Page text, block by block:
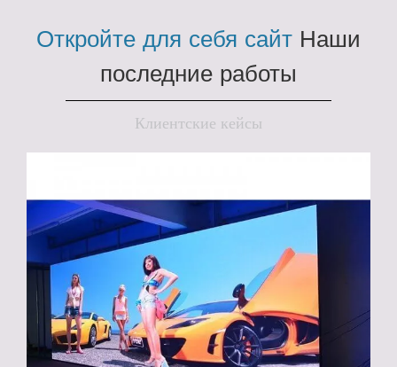
Откройте для себя сайт Наши
последние работы
Клиентские кейсы